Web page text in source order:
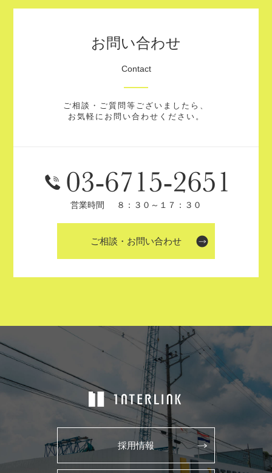
お問い合わせ
Contact
ご相談・ご質問等ございましたら、
お気軽にお問い合わせください。
営業時間 ８：３０～１７：３０
ご相談・お問い合わせ
採用情報